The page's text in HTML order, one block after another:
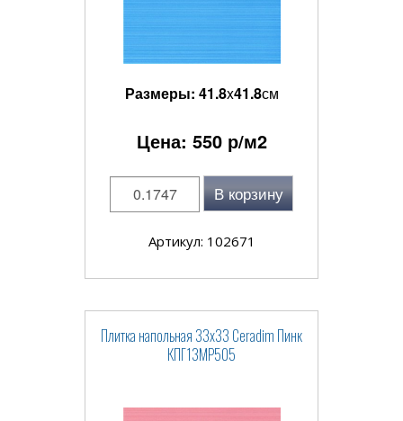
Размеры: 41.8x41.8см
Цена: 550р/м2
В корзину
Артикул: 102671
Плитка напольная 33x33 Ceradim Пинк
КПГ13МР505